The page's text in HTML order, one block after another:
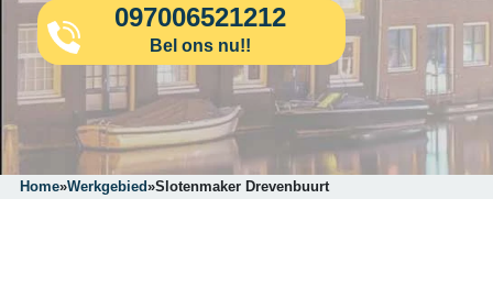
097006521212
Bel ons nu!!
Home»Werkgebied»Slotenmaker Drevenbuurt